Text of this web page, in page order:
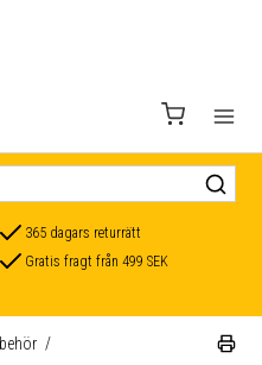
365 dagars returrätt
Gratis fragt från 499 SEK
/